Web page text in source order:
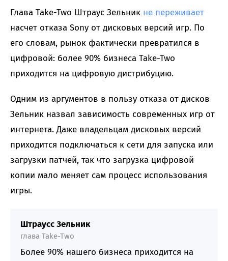
Глава Take-Two Штраус Зельник не переживает
насчет отказа Sony от дисковых версий игр. По
его словам, рынок фактически превратился в
цифровой: более 90% бизнеса Take-Two
приходится на цифровую дистрибуцию.
Одним из аргументов в пользу отказа от дисков
Зельник назвал зависимость современных игр от
интернета. Даже владельцам дисковых версий
приходится подключаться к сети для запуска или
загрузки патчей, так что загрузка цифровой
копии мало меняет сам процесс использования
игры.
Штраусс Зельник
глава Take-Two
Более 90% нашего бизнеса приходится на